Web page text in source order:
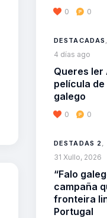
0 0
DESTACADAS
4 días ago
Queres ler
película de
galego
0 0
DESTADAS 2 ,
31 Xullo, 2026
“Falo
campaña
fronteira
Portugal